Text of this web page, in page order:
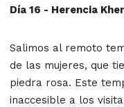
Día 16 - Herencia
Salimos al remoto
de las mujeres, que
piedra rosa. Este
inaccesible a los